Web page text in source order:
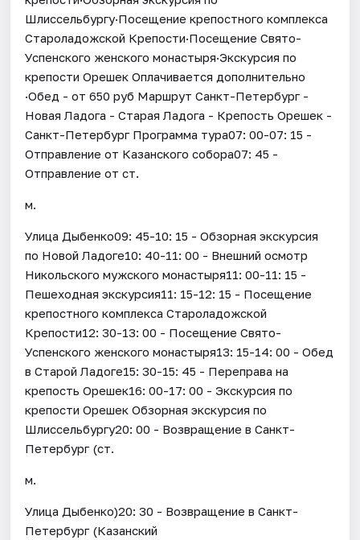
Шлиссельбургу·Посещение крепостного комплекса
Староладожской Крепости·Посещение Свято-
Успенского женского монастыря·Экскурсия по
крепости Орешек Оплачивается дополнительно
·Обед - от 650 руб Маршрут Санкт-Петербург -
Новая Ладога - Старая Ладога - Крепость Орешек -
Санкт-Петербург Программа тура07: 00-07: 15 -
Отправление от Казанского собора07: 45 -
Отправление от ст.
м.
Улица Дыбенко09: 45-10: 15 - Обзорная экскурсия
по Новой Ладоге10: 40-11: 00 - Внешний осмотр
Никольского мужского монастыря11: 00-11: 15 -
Пешеходная экскурсия11: 15-12: 15 - Посещение
крепостного комплекса Староладожской
Крепости12: 30-13: 00 - Посещение Свято-
Успенского женского монастыря13: 15-14: 00 - Обед
в Старой Ладоге15: 30-15: 45 - Переправа на
крепость Орешек16: 00-17: 00 - Экскурсия по
крепости Орешек Обзорная экскурсия по
Шлиссельбургу20: 00 - Возвращение в Санкт-
Петербург (ст.
м.
Улица Дыбенко)20: 30 - Возвращение в Санкт-
Петербург (Казанский